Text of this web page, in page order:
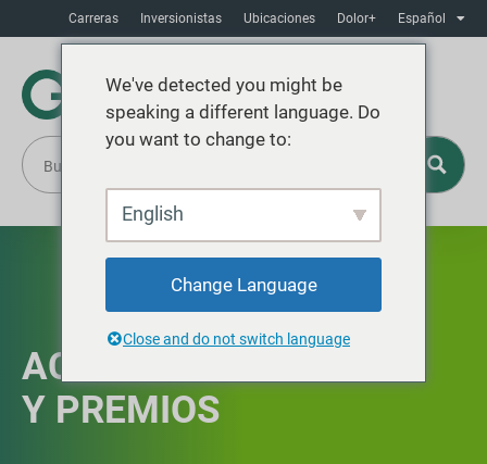
Carreras Inversionistas Ubicaciones Dolor+ Español
ACREDITACIONES
Y PREMIOS
We've detected you might be
speaking a different language. Do
you want to change to:
English
Change Language
Close and do not switch language